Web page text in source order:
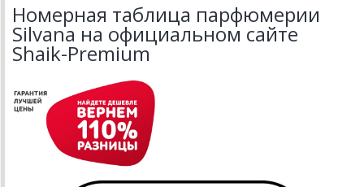
Номерная таблица парфюмерии
Silvana на официальном сайте
Shaik-Premium